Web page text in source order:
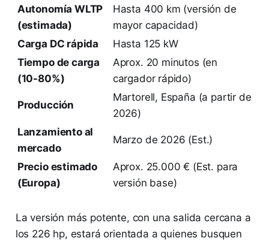
Autonomía WLTP
(estimada)
Hasta 400 km (versión de
mayor capacidad)
Carga DC rápida
Hasta 125 kW
Tiempo de carga
(10-80%)
Aprox. 20 minutos (en
cargador rápido)
Producción
Martorell, España (a partir de
2026)
Lanzamiento al
mercado
Marzo de 2026 (Est.)
Precio estimado
(Europa)
Aprox. 25.000 € (Est. para
versión base)
La versión más potente, con una salida cercana a
los 226 hp, estará orientada a quienes busquen